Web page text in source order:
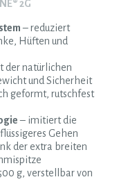
2G
– reduziert
Hüften und
der natürlichen
und Sicherheit
geformt, rutschfest
– imitiert die
Gehen
der extra breiten
g, verstellbar von